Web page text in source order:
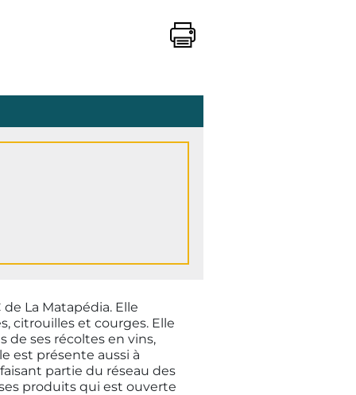
La Matapédia. Elle
citrouilles et courges. Elle
de ses récoltes en vins,
est présente aussi à
partie du réseau des
produits qui est ouverte